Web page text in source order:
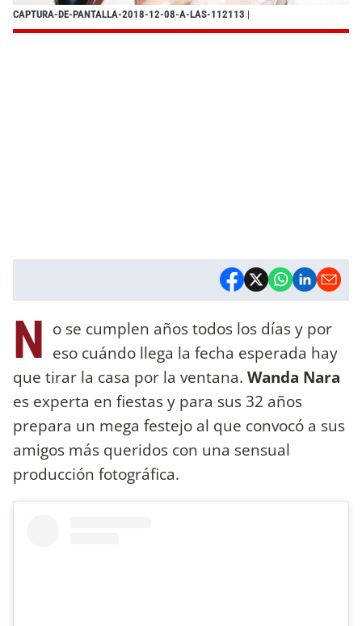
CAPTURA-DE-PANTALLA-2018-12-08-A-LAS-112113 |
N o se cumplen años todos los días y por
eso cuándo llega la fecha esperada hay
que tirar la casa por la ventana. Wanda Nara
es experta en fiestas y para sus 32 años
prepara un mega festejo al que convocó a sus
amigos más queridos con una sensual
producción fotográfica.